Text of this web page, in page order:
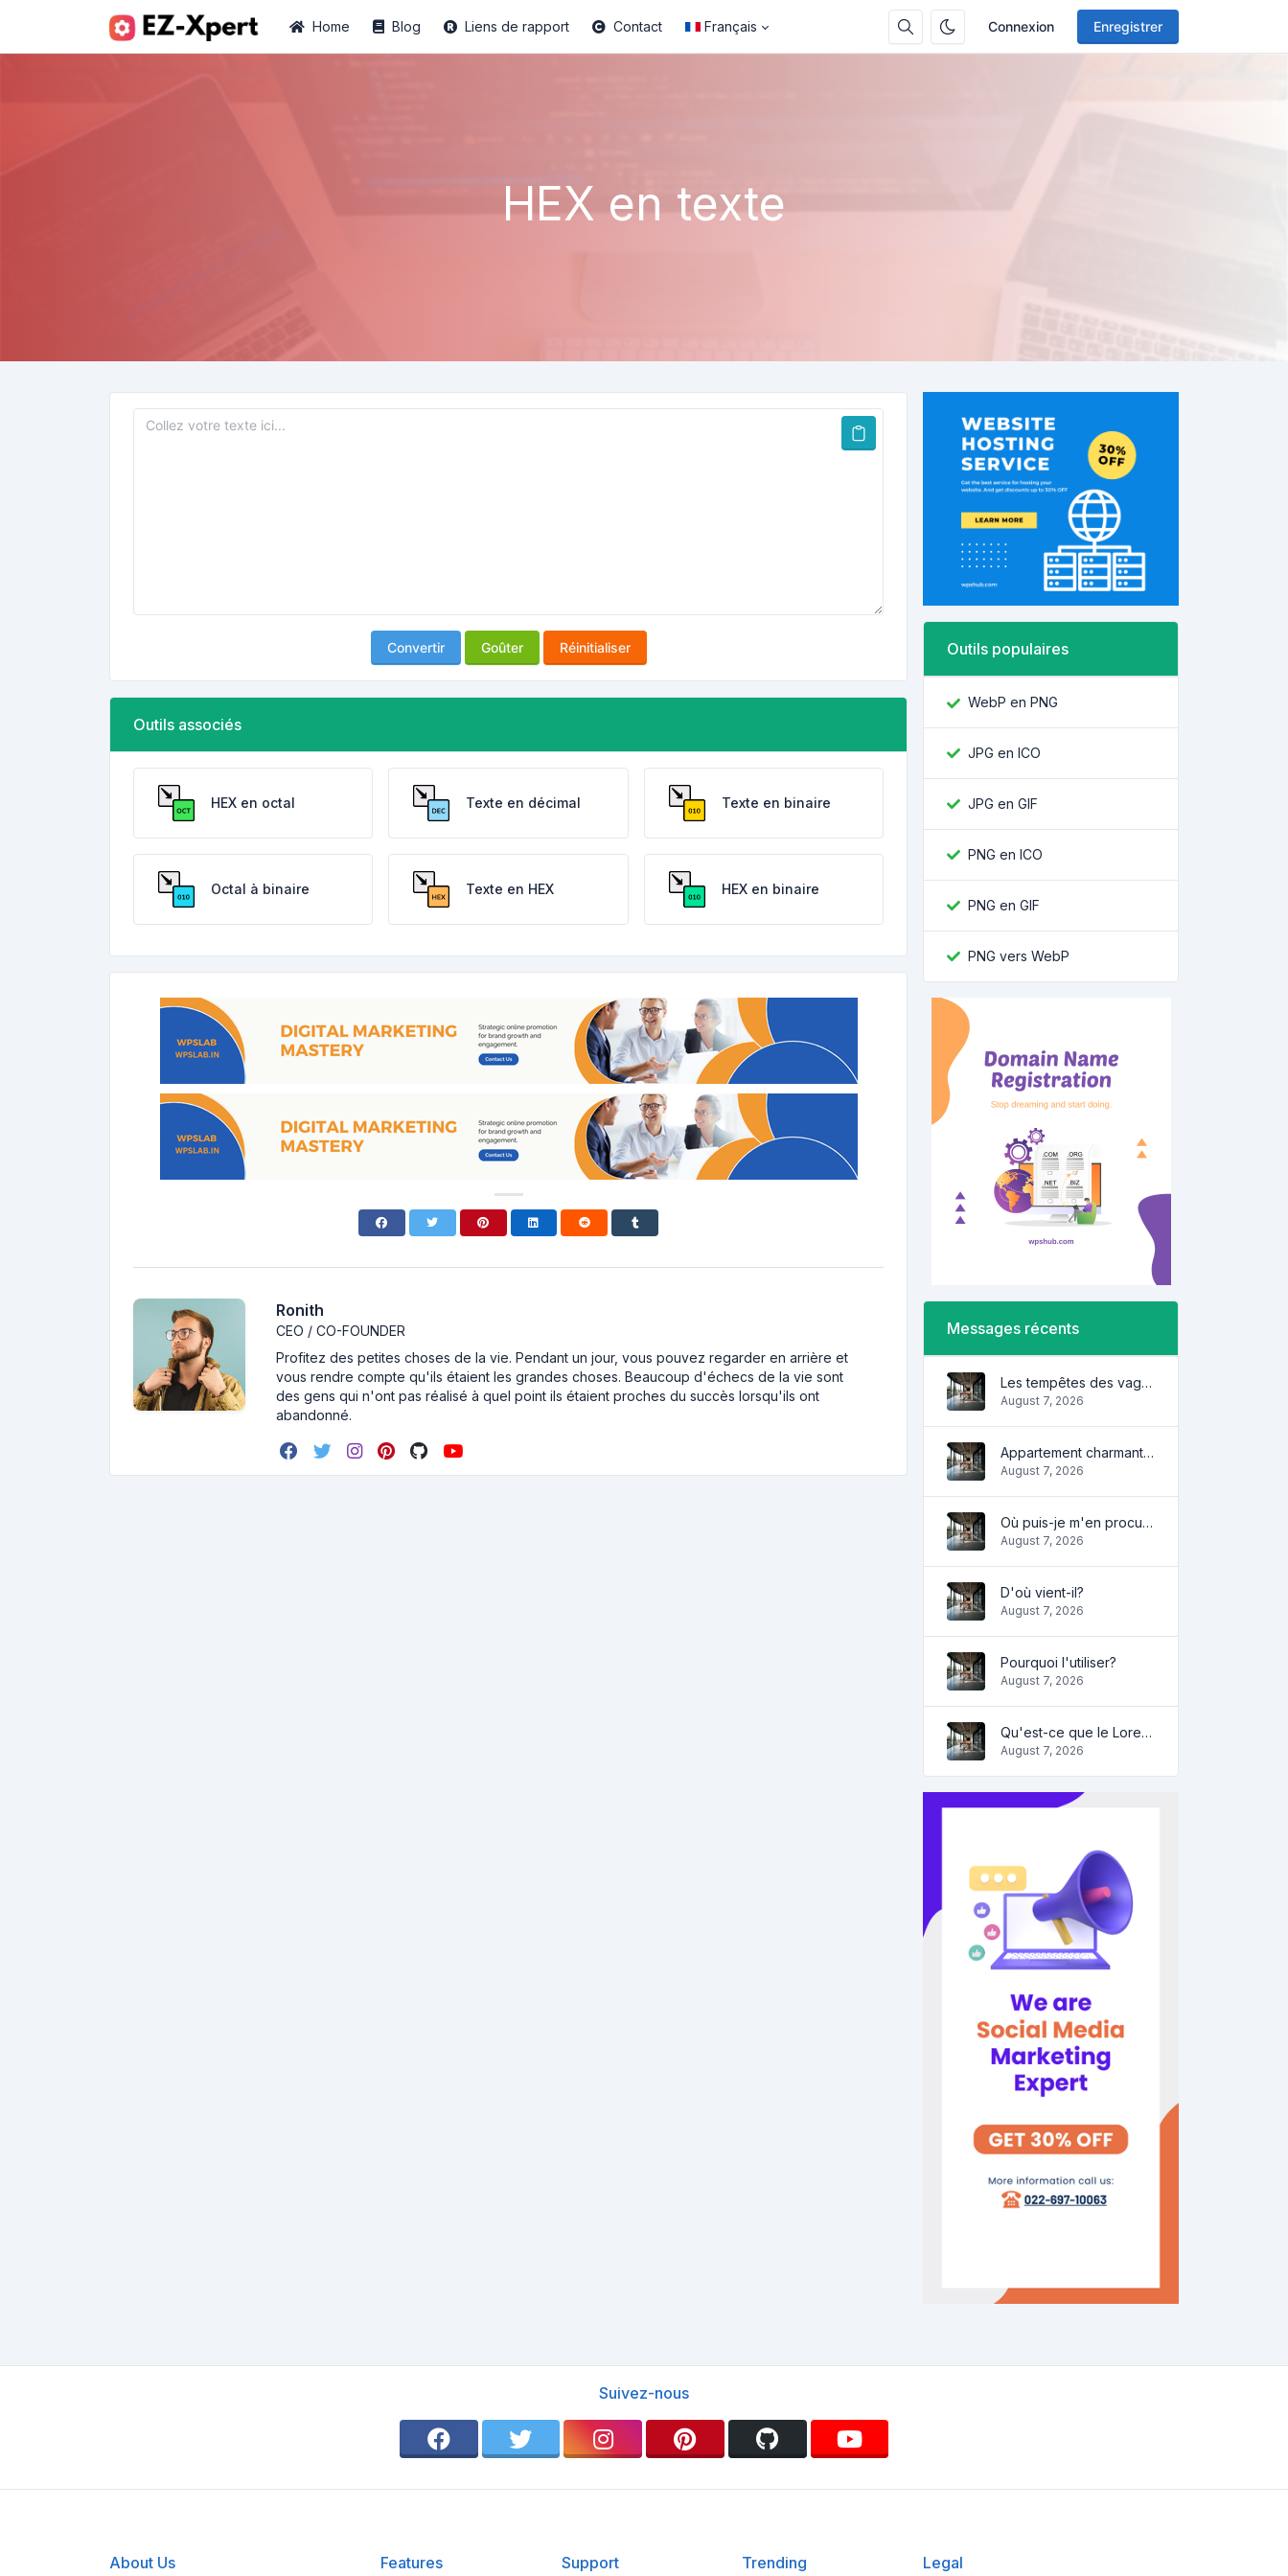
Connexion Enregistrer
Home Blog Liens de rapport Contact Français
HEX en texte
Convertir Goûter Réinitialiser
Outils associés
HEX en octal Texte en décimal Texte en binaire
Octal à binaire Texte en HEX HEX en binaire
Ronith
CEO / CO-FOUNDER
Profitez des petites choses de la vie. Pendant un jour, vous pouvez regarder en arrière et
vous rendre compte qu'ils étaient les grandes choses. Beaucoup d'échecs de la vie sont
des gens qui n'ont pas réalisé à quel point ils étaient proches du succès lorsqu'ils ont
abandonné.
Outils populaires
WebP en PNG
JPG en ICO
JPG en GIF
PNG en ICO
PNG en GIF
PNG vers WebP
Messages récents
Les tempêtes des vagues
August 7, 2026
Appartement charmant et confortable
August 7, 2026
Où puis-je m'en procurer?
August 7, 2026
D'où vient-il?
August 7, 2026
Pourquoi l'utiliser?
August 7, 2026
Qu'est-ce que le Lorem Ipsum?
August 7, 2026
Suivez-nous
About Us Features Support Trending Legal